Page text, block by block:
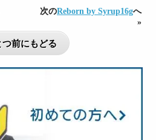
次のReborn by Syrup16gへ
»